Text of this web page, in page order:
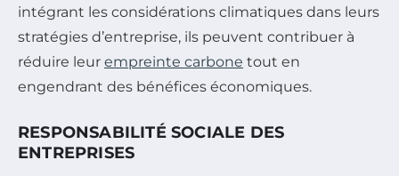
intégrant les considérations climatiques dans leurs
stratégies d’entreprise, ils peuvent contribuer à
réduire leur empreinte carbone tout en
engendrant des bénéfices économiques.
RESPONSABILITÉ SOCIALE DES
ENTREPRISES